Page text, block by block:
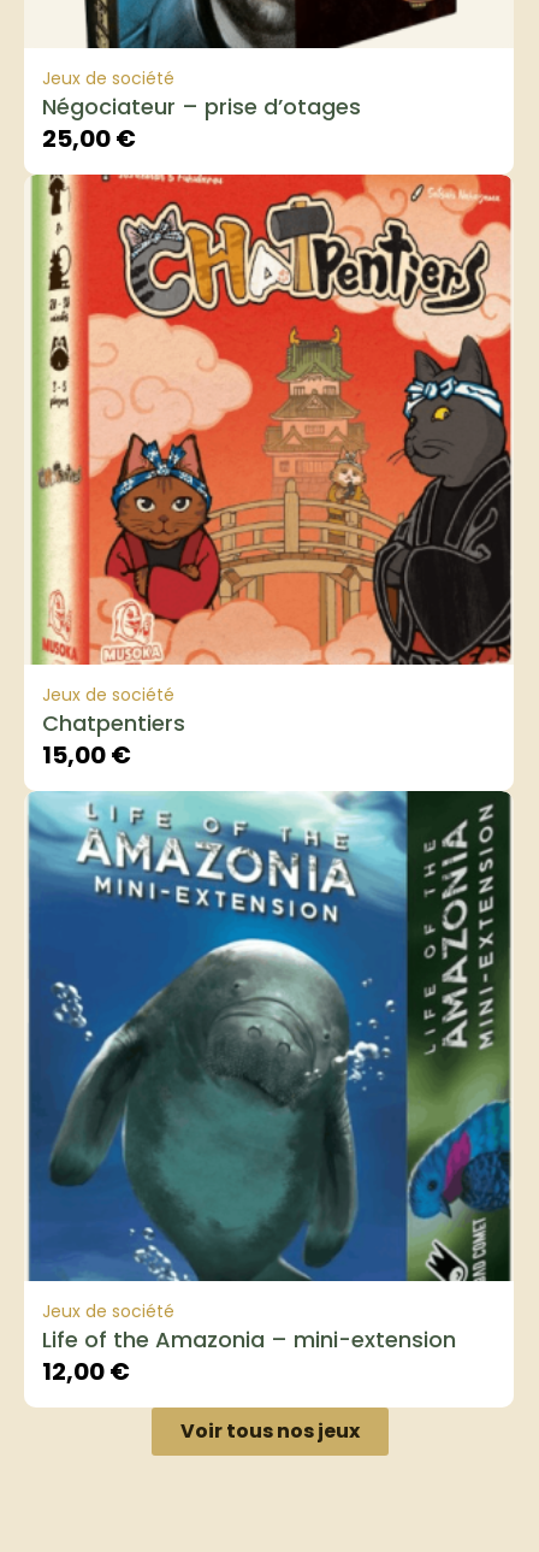
Jeux de société
Négociateur – prise d’otages
25,00€
Jeux de société
Chatpentiers
15,00€
Jeux de société
Life of the Amazonia – mini-extension
12,00€
Voir tous nos jeux